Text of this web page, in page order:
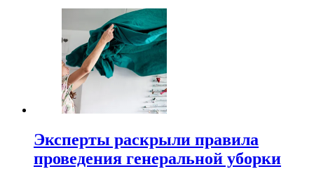
Эксперты раскрыли правила
проведения генеральной уборки